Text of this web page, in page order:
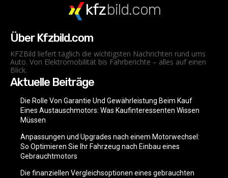
kfzbild.com
Über Kfzbild.com
KFZBild liefert täglich die wichtigsten Nachrichten rund ums
Auto. Von Elektromobilität bis Fahrberichte – alles auf einen
Blick.
Aktuelle Beiträge
Die Rolle Von Garantie Und Gewährleistung Beim Kauf
Eines Austauschmotors: Was Kaufinteressenten Wissen
Müssen
Anpassungen und Upgrades nach einem Motorwechsel:
So Optimieren Sie Ihr Fahrzeug nach Einbau eines
Gebrauchtmotors
Die finanziellen Vergleichsoptionen eines gebrauchten